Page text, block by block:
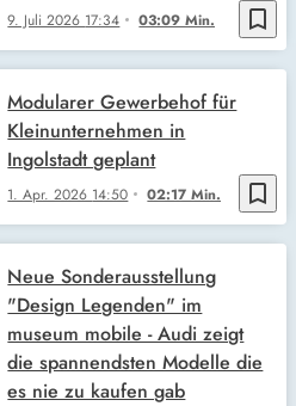
bookmark_border
9. Juli 2026 17:34 03:09 Min.
bookmark_border
1. Apr. 2026 14:50 02:17 Min.
Modularer Gewerbehof für
Kleinunternehmen in
Ingolstadt geplant
Neue Sonderausstellung
"Design Legenden" im
museum mobile - Audi zeigt
die spannendsten Modelle die
es nie zu kaufen gab